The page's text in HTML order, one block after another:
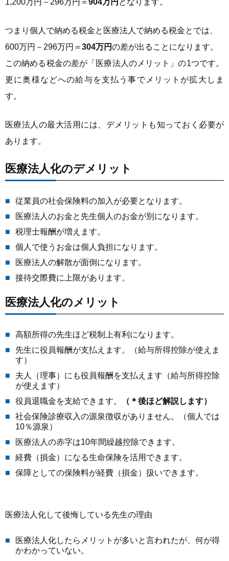
1,200万円－296万円＝ 904万円 となります。
つまり個人で納める税金と医療法人で納める税金とでは、
600万円－296万円＝ 304万円の差が出ることになります。
この納める税金の差が「医療法人のメリット」の1つです。
更に奥様などへの給与を支払う事でメリットが拡大しま
す。
医療法人の最大活用には、デメリットも知っておく必要が
あります。
医療法人化のデメリット
従業員の社会保険料の加入が必要となります。
医療法人のお金と先生個人のお金が別になります。
税理士報酬が増えます。
個人で使うお金は個人負担になります。
医療法人の解散が面倒になります。
接待交際費に上限があります。
医療法人化のメリット
高額所得の先生ほど税制上有利になります。
先生に役員報酬が支払えます。（給与所得控除が使えま
す）
夫人（理事）にも役員報酬を支払えます（給与所得控除
が使えます）
役員退職金を支給できます。
（＊後ほど解説します）
社会保険診療収入の源泉徴収がありません。（個人では
10％源泉）
医療法人の赤字は10年間繰越控除できます。
経費（損金）になる生命保険を活用できます。
保障としての保険料が経費（損金）扱いできます。
医療法人化して後悔している先生の理由
医療法人化したらメリットが多いと言われたが、何が得
かわかっていない。